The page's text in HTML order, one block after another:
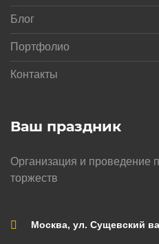
Ваш праздник
Организация и проведение
торжеств
Москва, ул. Сущевский
Блог
Портфолио
Контакты